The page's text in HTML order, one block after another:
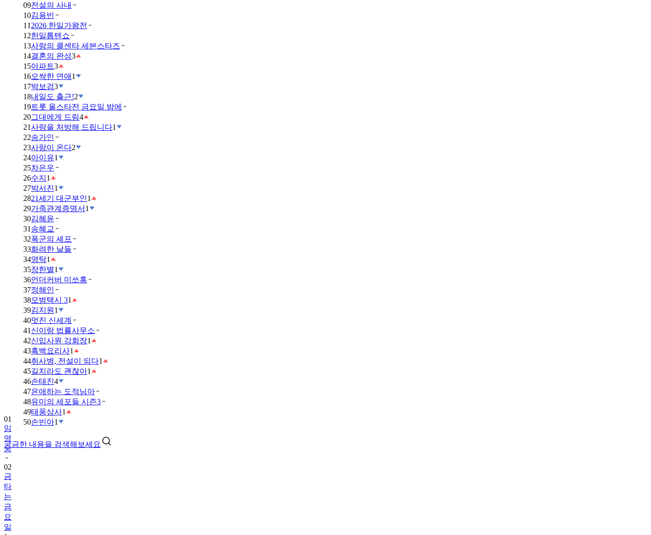
09전설의 사내
10김용빈
11 2026 한일가왕전
12한일톱텐쇼
13사랑의 콜센타 세븐스타즈
14결혼의 완성3
15아파트3
16오싹한 연애 1
17박보검3
18내일도 출근!2
19트롯 올스타전 금요일 밤에
20그대에게 드림4
21사랑을 처방해 드립니다1
22송가인
23사랑이 온다2
24아이유1
25차은우
26수지 1
27박서진1
2821세기 대군부인1
29가족관계증명서 1
30김혜윤
31 송혜교
32폭군의 셰프
33화려한 날들
34영탁1
35장한별1
36언더커버 미쓰홍
37정해인
38모범택시 31
39김지원 1
40멋진 신세계
41 신이랑 법률사무소
42신입사원 강회장1
43흑백요리사1
44취사병, 전설이 되다1
45길치라도 괜찮아1
46손태진4
47은애하는 도적님아
48유미의 세포들 시즌3
49태풍상사1
50손빈아1
궁금한 내용을 검색해보세요
01
임
영
웅
02
금
타
는
금
요
일